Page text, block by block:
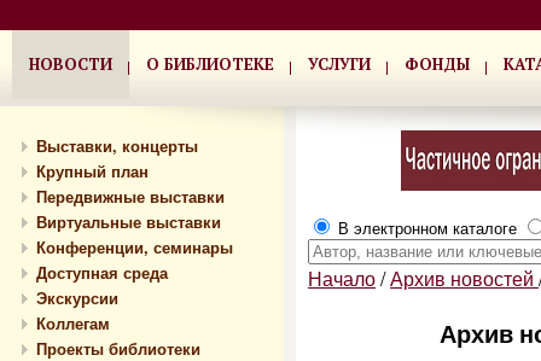
НОВОСТИ О БИБЛИОТЕКЕ УСЛУГИ ФОНДЫ
Выставки, концерты
Крупный план
Передвижные выставки
Виртуальные выставки
Конференции, семинары
Доступная среда
Экскурсии
Коллегам
Проекты библиотеки
В электронном каталоге
Начало/Архив новостей
Архив